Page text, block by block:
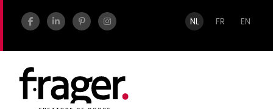
NL FR EN